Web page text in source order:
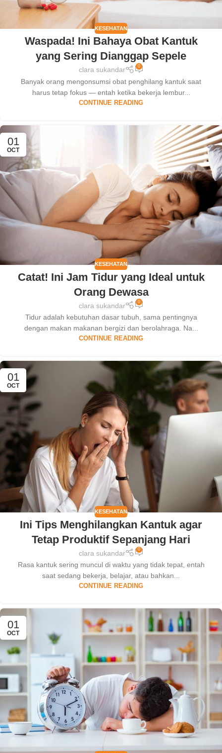
KESEHATAN
Waspada! Ini Bahaya Obat Kantuk
yang Sering Dianggap Sepele
clara sukandar 0
Banyak orang mengonsumsi obat penghilang kantuk saat
harus tetap fokus — entah ketika bekerja lembur...
CONTINUE READING
01
OCT
KESEHATAN
Catat! Ini Jam Tidur yang Ideal untuk
Orang Dewasa
clara sukandar 0
Tidur adalah kebutuhan dasar tubuh, sama pentingnya
dengan makan makanan bergizi dan berolahraga. Na...
CONTINUE READING
01
OCT
KESEHATAN
Ini Tips Menghilangkan Kantuk agar
Tetap Produktif Sepanjang Hari
clara sukandar 0
Rasa kantuk sering muncul di waktu yang tidak tepat, entah
saat sedang bekerja, belajar, atau bahkan...
CONTINUE READING
01
OCT